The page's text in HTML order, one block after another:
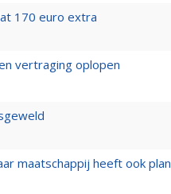
170 euro extra
vertraging oplopen
maatschappij heeft ook plan